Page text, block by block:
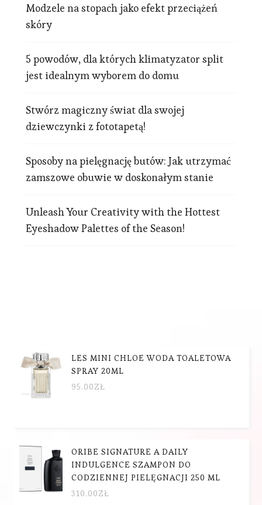
Modzele na stopach jako efekt przeciążeń
skóry
5 powodów, dla których klimatyzator split
jest idealnym wyborem do domu
Stwórz magiczny świat dla swojej
dziewczynki z fototapetą!
Sposoby na pielęgnację butów: Jak utrzymać
zamszowe obuwie w doskonałym stanie
Unleash Your Creativity with the Hottest
Eyeshadow Palettes of the Season!
LES MINI CHLOE WODA TOALETOWA
SPRAY 20ML
95.00ZŁ
ORIBE SIGNATURE A DAILY
INDULGENCE SZAMPON DO
CODZIENNEJ PIELĘGNACJI 250 ML
310.00ZŁ